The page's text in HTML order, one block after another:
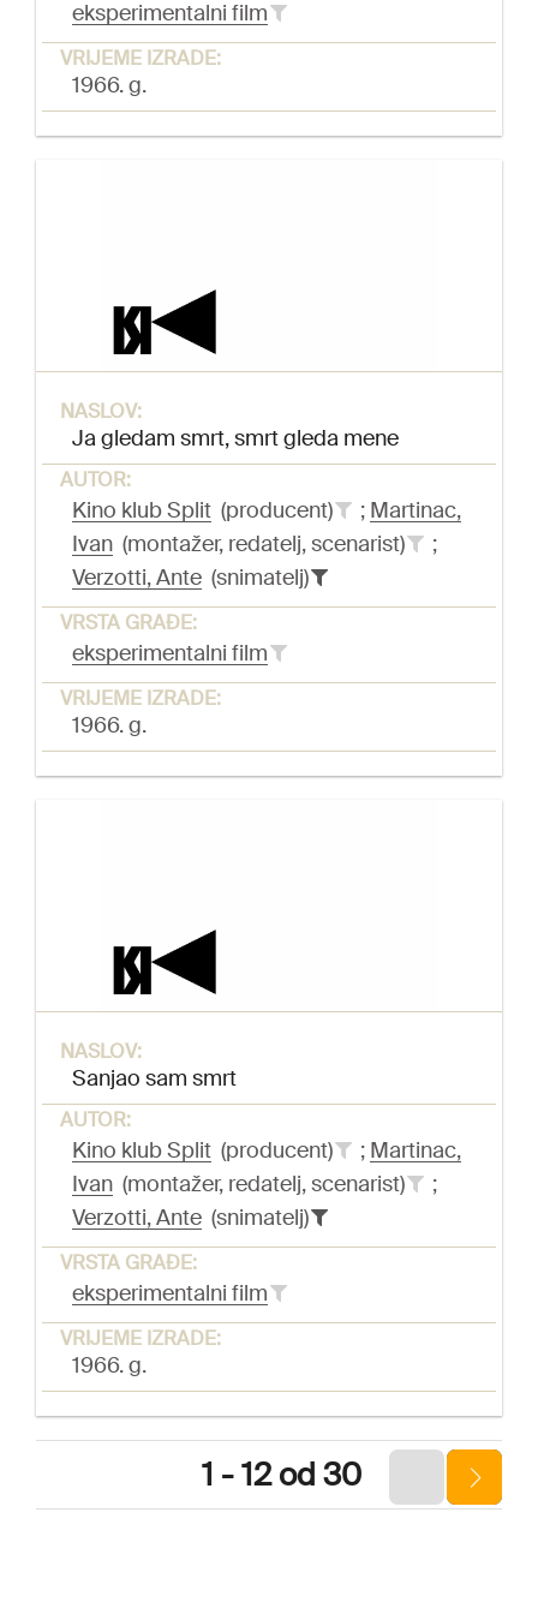
eksperimentalni film
VRIJEME IZRADE:
1966. g.
NASLOV:
Ja gledam smrt, smrt gleda mene
AUTOR:
Kino klub Split (producent) ; Martinac,
Ivan (montažer, redatelj, scenarist)
;
Verzotti, Ante (snimatelj)
VRSTA GRAĐE:
eksperimentalni film
VRIJEME IZRADE:
1966. g.
NASLOV:
Sanjao sam smrt
AUTOR:
Kino klub Split (producent) ; Martinac,
Ivan (montažer, redatelj, scenarist)
;
Verzotti, Ante (snimatelj)
VRSTA GRAĐE:
eksperimentalni film
VRIJEME IZRADE:
1966. g.
1 - 12 od 30